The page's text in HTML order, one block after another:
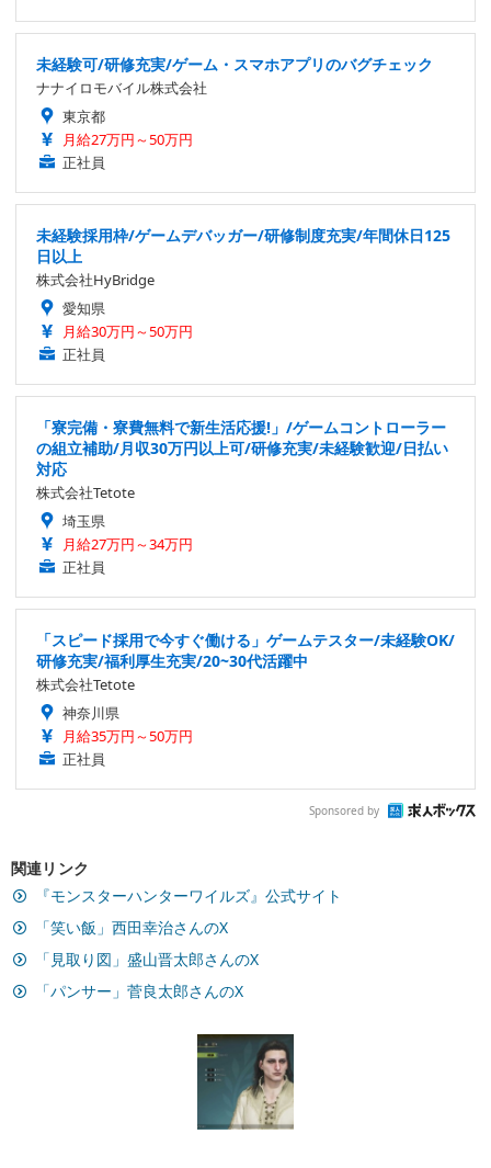
未経験可/研修充実/ゲーム・スマホアプリのバグチェック
ナナイロモバイル株式会社
東京都
月給27万円～50万円
正社員
未経験採用枠/ゲームデバッガー/研修制度充実/年間休日125
日以上
株式会社HyBridge
愛知県
月給30万円～50万円
正社員
「寮完備・寮費無料で新生活応援!」/ゲームコントローラー
の組立補助/月収30万円以上可/研修充実/未経験歓迎/日払い
対応
株式会社Tetote
埼玉県
月給27万円～34万円
正社員
「スピード採用で今すぐ働ける」ゲームテスター/未経験OK/
研修充実/福利厚生充実/20~30代活躍中
株式会社Tetote
神奈川県
月給35万円～50万円
正社員
Sponsored by
関連リンク
『モンスターハンターワイルズ』公式サイト
「笑い飯」西田幸治さんのX
「見取り図」盛山晋太郎さんのX
「パンサー」菅良太郎さんのX